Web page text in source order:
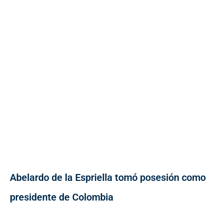
Abelardo de la Espriella tomó posesión como
presidente de Colombia